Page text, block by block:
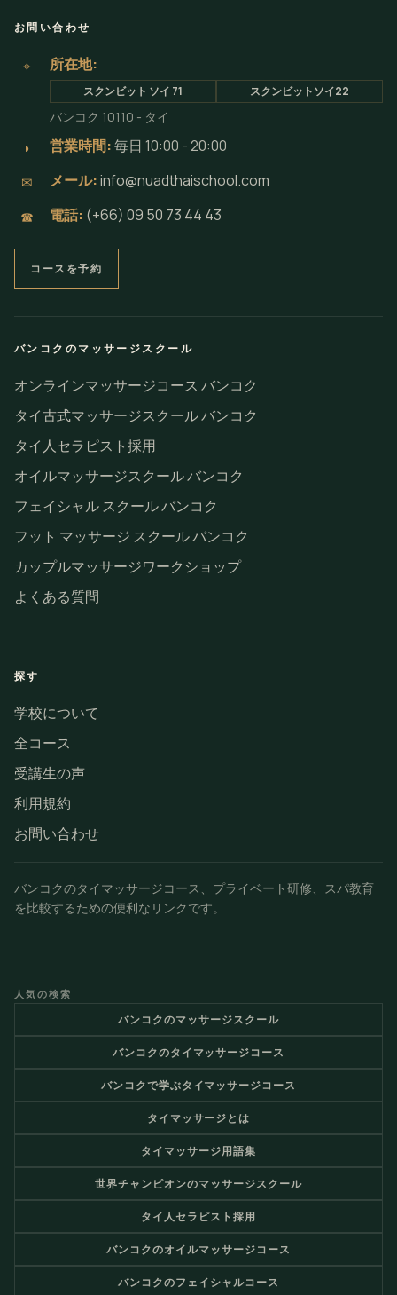
お問い合わせ
⌖ 所在地:
スクンビット ソイ 71 スクンビットソイ22
バンコク 10110 - タイ
◗ 営業時間:毎日 10:00 - 20:00
✉ メール:info@nuadthaischool.com
☎ 電話: (+66) 09 50 73 44 43
コースを予約
バンコクのマッサージスクール
オンラインマッサージコース バンコク
タイ古式マッサージスクール バンコク
タイ人セラピスト採用
オイルマッサージスクール バンコク
フェイシャル スクール バンコク
フット マッサージ スクール バンコク
カップルマッサージワークショップ
よくある質問
探す
学校について
全コース
受講生の声
利用規約
お問い合わせ
バンコクのタイマッサージコース、プライベート研修、スパ教育
を比較するための便利なリンクです。
人気の検索
バンコクのマッサージスクール
バンコクのタイマッサージコース
バンコクで学ぶタイマッサージコース
タイマッサージとは
タイマッサージ用語集
世界チャンピオンのマッサージスクール
タイ人セラピスト採用
バンコクのオイルマッサージコース
バンコクのフェイシャルコース